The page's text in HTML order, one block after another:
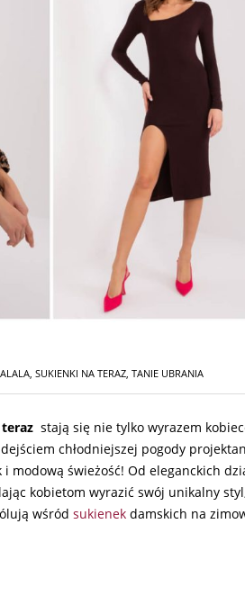
, SUKIENKI NA TERAZ, TANIE UBRANIA
stają się nie tylko wyrazem
chłodniejszej pogody
modową świeżość! Od eleganckich
kobietom wyrazić swój unikalny
wśród sukienek damskich na